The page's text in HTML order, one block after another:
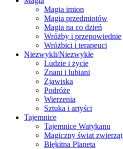
Magia imion
Magia przedmiotów
Magia na co dzień
Wróżby i przepowiednie
Wróżbici i terapeuci
Niezwykli/Niezwykłe
Ludzie i życie
Znani i lubiani
Zjawiska
Podróże
Wierzenia
Sztuka i artyści
Tajemnice
Tajemnice Watykanu
Magiczny świat zwierząt
Błękitna Planeta